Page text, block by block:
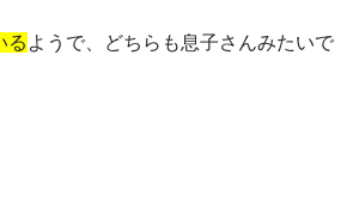
る ようで、どちらも息子さんみたいで